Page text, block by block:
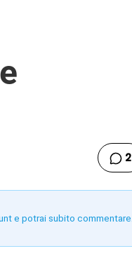
2
e potrai subito commentare.